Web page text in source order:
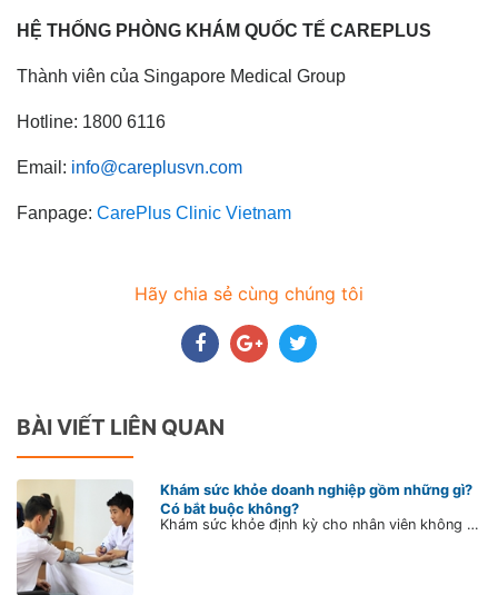
HỆ THỐNG PHÒNG KHÁM QUỐC TẾ CAREPLUS
Thành viên của Singapore Medical Group
Hotline: 1800 6116
Email: info@careplusvn.com
Fanpage: CarePlus Clinic Vietnam
Hãy chia sẻ cùng chúng tôi
BÀI VIẾT LIÊN QUAN
Khám sức khỏe doanh nghiệp gồm những gì?
Có bắt buộc không?
Khám sức khỏe định kỳ cho nhân viên không chỉ là phương pháp kiểm tra và đánh giá mức độ phù hợp về sức khỏe người lao động mà còn là cách để doanh nghiệp thể hiện sự quan tâm đúng mực với cán bộ, nhân viên của mình. Hiện nay, đa số các tổ chức đều có chính sách khám sức khỏe doanh nghiệp. Tuy nhiên vẫn còn một số doanh nghiệp lơ là, chưa thực sự coi trọng vấn đề này.